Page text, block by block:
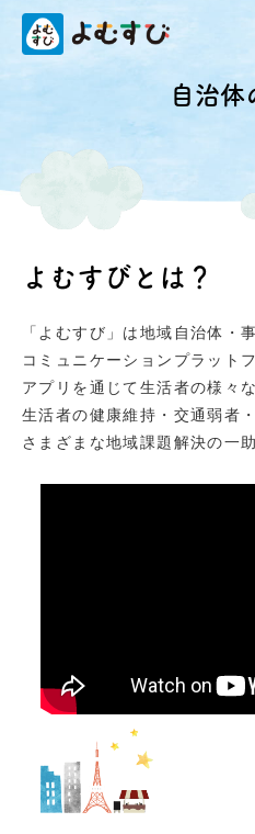
自治体
よむすびとは？
「よむすび」は地域自治体・
コミュニケーションプラット
アプリを通じて生活者の様々
生活者の健康維持・交通弱者
さまざまな地域課題解決の一